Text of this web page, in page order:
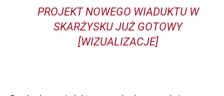
PROJEKT NOWEGO WIADUKTU W
SKARŻYSKU JUŻ GOTOWY
[WIZUALIZACJE]